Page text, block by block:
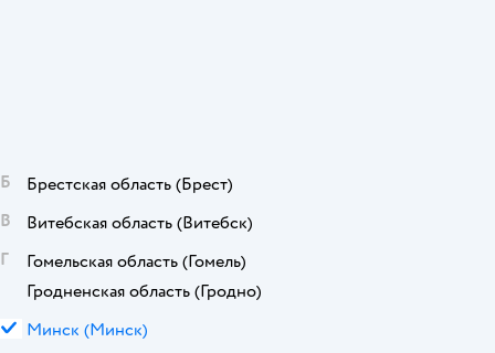
Б Брестская область (Брест)
В
Витебская область (Витебск)
Г
Гомельская область (Гомель)
Гродненская область (Гродно)
М Минск (Минск)